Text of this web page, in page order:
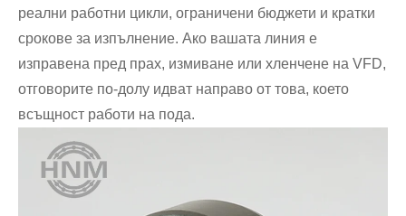
реални работни цикли, ограничени бюджети и кратки
срокове за изпълнение. Ако вашата линия е
изправена пред прах, измиване или хленчене на VFD,
отговорите по-долу идват направо от това, което
всъщност работи на пода.